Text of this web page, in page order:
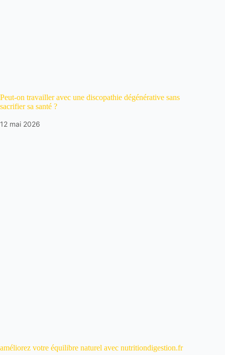
Peut-on travailler avec une discopathie dégénérative sans
sacrifier sa santé ?
12 mai 2026
améliorez votre équilibre naturel avec nutritiondigestion.fr